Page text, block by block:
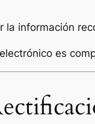
información
es